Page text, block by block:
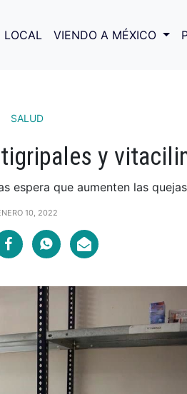
LOCAL VIENDO A MÉXICO
SALUD
y
espera que aumenten las
10, 2022